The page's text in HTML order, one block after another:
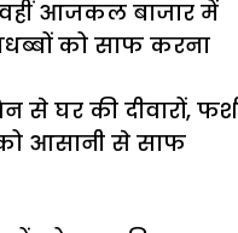
आजकल बाजार में
को साफ करना
से घर की दीवारों, फर्श
आसानी से साफ